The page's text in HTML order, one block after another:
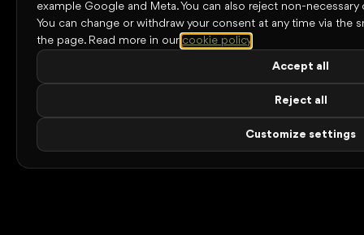
example Google and Meta. You can also reject non-
You can change or withdraw your consent at any time via
the page. Read more in our cookie policy
Accept all
Reject all
Customize settings